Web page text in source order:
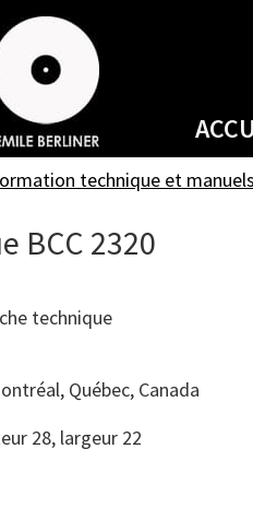
technique et manuels
BCC 2320
technique
Québec, Canada
28, largeur 22